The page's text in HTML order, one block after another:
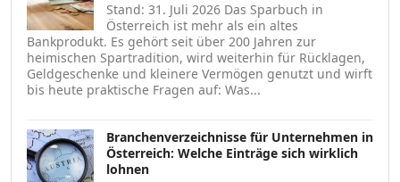
Stand: 31. Juli 2026 Das Sparbuch in
Österreich ist mehr als ein altes
Bankprodukt. Es gehört seit über 200 Jahren zur
heimischen Spartradition, wird weiterhin für Rücklagen,
Geldgeschenke und kleinere Vermögen genutzt und wirft
bis heute praktische Fragen auf: Was...
Branchenverzeichnisse für Unternehmen in
Österreich: Welche Einträge sich wirklich
lohnen